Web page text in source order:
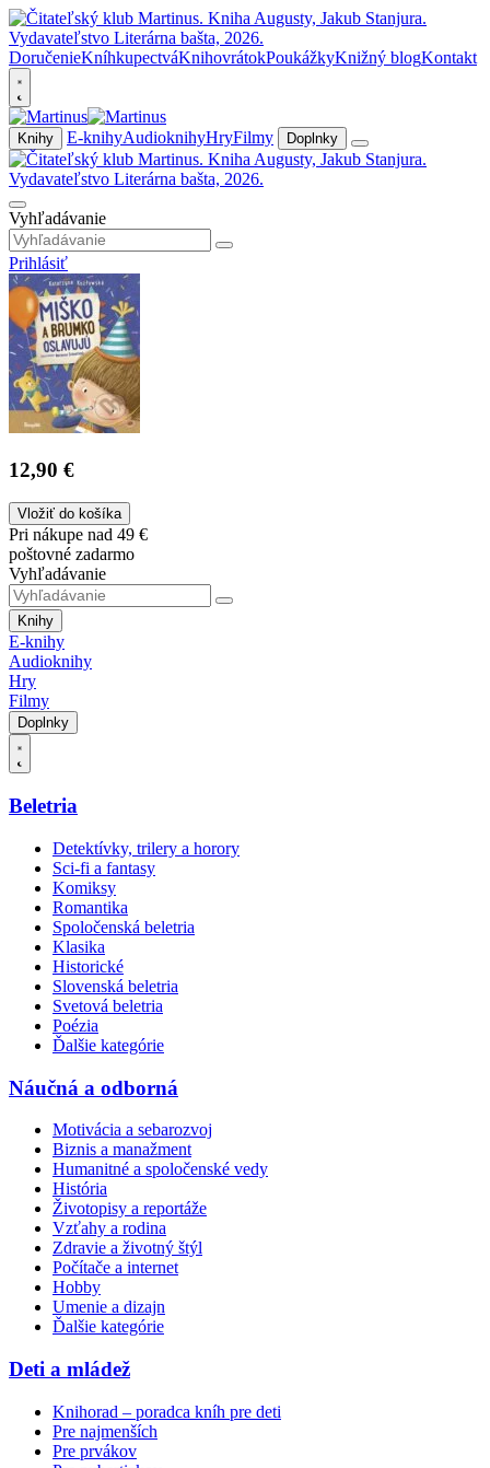
DoručenieKníhkupectváKnihovrátokPoukážkyKnižný blogKontakt
Knihy E-knihyAudioknihyHryFilmy Doplnky
Vyhľadávanie
Prihlásiť
12,90 €
Vložiť do košíka
Pri nákupe nad 49 €
poštovné zadarmo
Vyhľadávanie
Knihy
E-knihy
Audioknihy
Hry
Filmy
Doplnky
Beletria
Detektívky, trilery a horory
Sci-fi a fantasy
Komiksy
Romantika
Spoločenská beletria
Klasika
Historické
Slovenská beletria
Svetová beletria
Poézia
Ďalšie kategórie
Náučná a odborná
Motivácia a sebarozvoj
Biznis a manažment
Humanitné a spoločenské vedy
História
Životopisy a reportáže
Vzťahy a rodina
Zdravie a životný štýl
Počítače a internet
Hobby
Umenie a dizajn
Ďalšie kategórie
Deti a mládež
Knihorad – poradca kníh pre deti
Pre najmenších
Pre prvákov